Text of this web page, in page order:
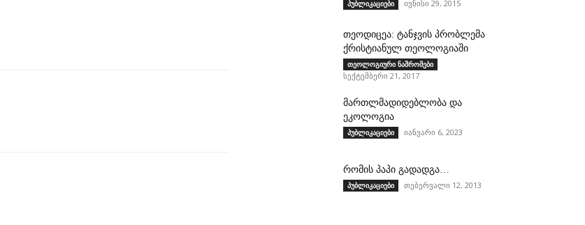
პუბლიკაციები ივნისი 29, 2015
თეოდიცეა: ტანჯვის პრობლემა
ქრისტიანულ თეოლოგიაში
თეოლოგიური ნაშრომები
სექტემბერი 21, 2017
მართლმადიდებლობა და
ეკოლოგია
პუბლიკაციები იანვარი 6, 2023
რომის პაპი გადადგა…
პუბლიკაციები თებერვალი 12, 2013